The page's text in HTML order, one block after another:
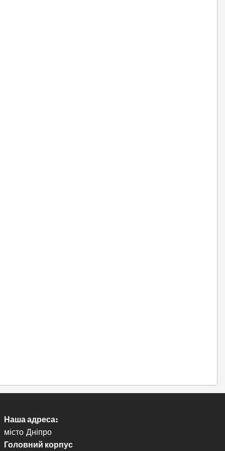
Наша адреса:
місто Дніпро
Головний корпус